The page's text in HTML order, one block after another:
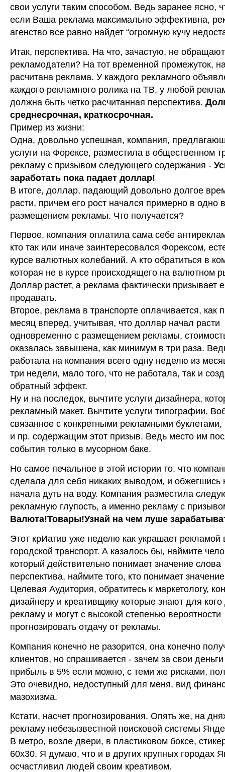
свои услуги таким способом. Ведь заранее ясно,
если Ваша реклама максимально эффективна,
агенство все равно найдет “огромную кучу
Итак, перспектива. На что, зачастую, не
рекламодатели? На тот временной промежуток,
расчитана реклама. У каждого рекламного
каждого рекламного ролика на ТВ, у любой
должна быть четко расчитанная перспектива.
среднесрочная, краткосрочная.
Пример из жизни:
Одна, довольно успешная, компания,
услуги на Форексе, разместила в общественном
рекламу с призывом следующего содержания -
заработать пока падает доллар!
В итоге, доллар, падающий довольно долгое
расти, причем его рост начался примерно в одно
размещением рекламы. Что получается?
Первое, компания оплатила сама себе
кто так или иначе заинтересовался Форексом,
курсе валютных колебаний. А кто обратиться в
которая не в курсе происходящего на валютном
Доллар растет, а реклама фактически призывает
продавать.
Второе, реклама в транспорте оплачивается, как
месяц вперед, учитывая, что доллар начал расти
одновременно с размещением рекламы,
оказалась завышена, как минимум в три раза.
работала на компания всего одну неделю из
три недели, мало того, что не работала, так и
обратный эффект.
Ну и на последок, вычтите услуги дизайнера,
рекламный макет. Вычтите услуги типографии.
связанное с конкретными рекламными буклетами,
и пр. содержащим этот призыв. Ведь место им
события только в мусорном баке.
Но самое печальное в этой истории то, что
сделала для себя никаких выводом, и обжегшись
начала дуть на воду. Компания разместила
рекламную глупость, а именно рекламу с
Валюта!Товары!Узнай на чем луше
Этот крИатив уже неделю как украшает рекламой
городской транспорт. А казалось бы, наймите
который действительно понимает значение слова
перспектива, наймите того, кто понимает
Целевая Аудитория, обратитесь к маркетологу,
дизайнеру и креативщику которые знают для
рекламу и могут с высокой степенью вероятности
прогнозировать отдачу от рекламы.
Компания конечно не разорится, она конечно
клиентов, но спрашивается - зачем за свои
прибыль в 5% если можно, с теми же рисками,
Это очевидно, недоступный для меня, вид
мазохизма.
Кстати, насчет прогнозирования. Опять же, на
рекламу небезызвестной поисковой системы
В метро, возле двери, в пластиковом боксе,
60х30. Я думаю, что и в других крупных городах
осчастливил людей своим креативом.